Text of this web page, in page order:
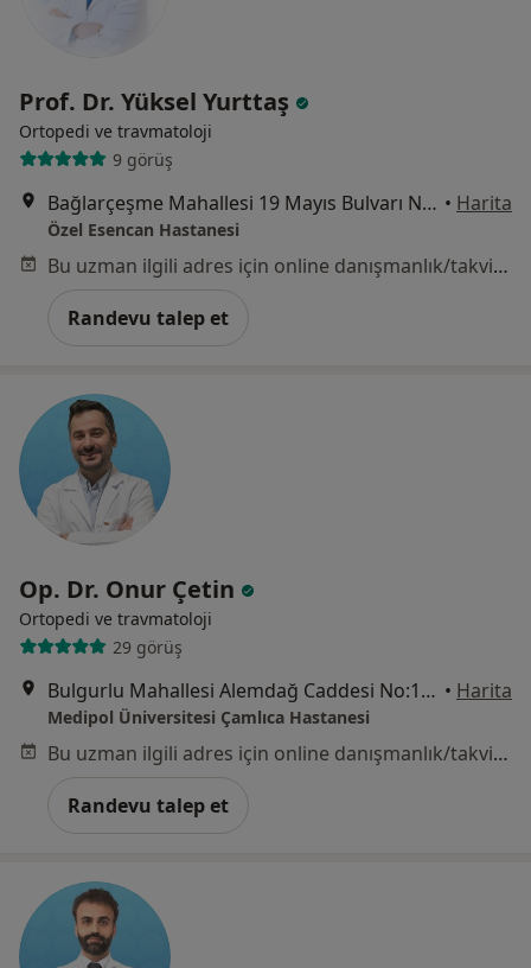
Prof. Dr. Yüksel Yurttaş
Ortopedi ve travmatoloji
9 görüş
Bağlarçeşme Mahallesi 19 Mayıs Bulvarı No:18, Esenyurt • Harita
Özel Esencan Hastanesi
Bu uzman ilgili adres için online danışmanlık/takvim sunmuyor.
Randevu talep et
Op. Dr. Onur Çetin
Ortopedi ve travmatoloji
29 görüş
Bulgurlu Mahallesi Alemdağ Caddesi No:100, Üsküdar • Harita
Medipol Üniversitesi Çamlıca Hastanesi
Bu uzman ilgili adres için online danışmanlık/takvim sunmuyor.
Randevu talep et